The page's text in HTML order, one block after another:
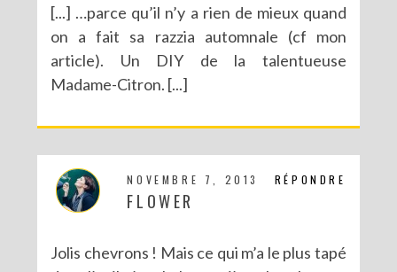
[...] …parce qu’il n’y a rien de mieux quand
on a fait sa razzia automnale (cf mon
article). Un DIY de la talentueuse
Madame-Citron. [...]
RÉPONDRE
NOVEMBRE 7, 2013
FLOWER
Jolis chevrons ! Mais ce qui m’a le plus tapé